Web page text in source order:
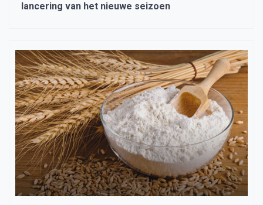
lancering van het nieuwe seizoen